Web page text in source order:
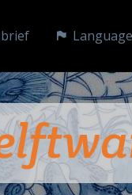
Language